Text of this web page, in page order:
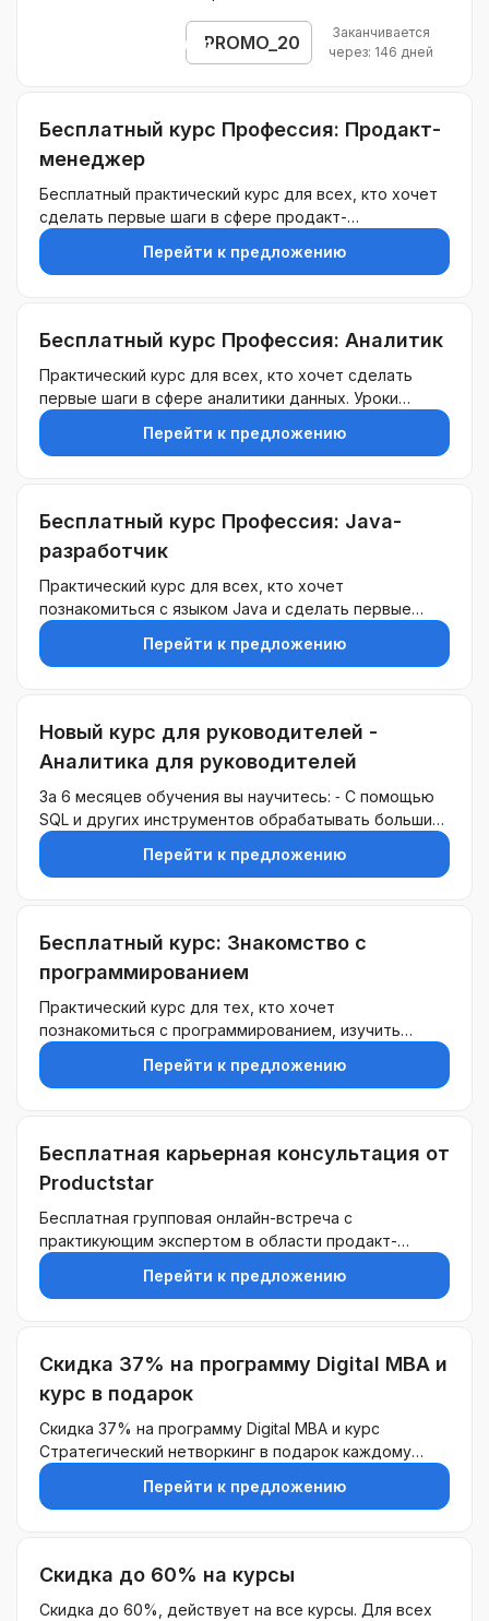
PROMO_20
Открыть промокод
Заканчивается
через: 146 дней
Бесплатный курс Профессия: Продакт-
менеджер
Бесплатный практический курс для всех, кто хочет
сделать первые шаги в сфере продакт-
менеджмента, познакомиться с базовыми навыками
и продуктовым подходом. На курсе вы узнаете, кто
приоритизировать задачи и создадите стратегию и
видение продукта.Для тех, кто хочет сменить
профессию и освоить новые навыки, попробовать
себя в продакт-менеджменте и познакомиться с
профессией.
Перейти к предложению
Бесплатный курс Профессия: Аналитик
Практический курс для всех, кто хочет сделать
первые шаги в сфере аналитики данных. Уроки
включают информацию про роль и место аналитика
в команде, его основные задачи и инструменты,
для новичков, кто хочет войти в сферу аналитики.
Перейти к предложению
Бесплатный курс Профессия: Java-
разработчик
Практический курс для всех, кто хочет
познакомиться с языком Java и сделать первые
шаги в программировании. Уроки включают теорию,
тесты и практические задания в формате
роли Java-разработчика, познакомиться с
профессией.
Перейти к предложению
Новый курс для руководителей -
Аналитика для руководителей
За 6 месяцев обучения вы научитесь: ⁃ С помощью
SQL и других инструментов обрабатывать большие
объемы данных ⁃ Использовать на продвинутом
уровне Google Analytics и Яндекс.Метрику ⁃
курс действует скидка 40%
Перейти к предложению
Бесплатный курс: Знакомство с
программированием
Практический курс для тех, кто хочет
познакомиться с программированием, изучить
основы языков, структуры данных и алгоритмы.
Уроки включают теорию, тесты и практические
приобретение любой профессии или курса по
Перейти к предложению
Бесплатная карьерная консультация от
Productstar
Бесплатная групповая онлайн-встреча с
практикующим экспертом в области продакт-
менеджмента
Перейти к предложению
Скидка 37% на программу Digital MBA и
курс в подарок
Скидка 37% на программу Digital MBA и курс
Стратегический нетворкинг в подарок каждому
клиенту
Перейти к предложению
Скидка до 60% на курсы
Скидка до 60%, действует на все курсы. Для всех